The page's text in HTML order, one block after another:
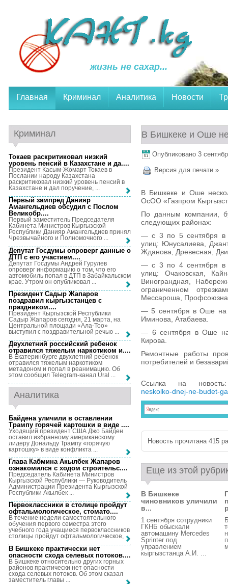
жизнь не сахар...
Главная Криминал Аналитика Новости
В Бишкеке и Оше
Опубликовано 3
Версия для печати »
В Бишкеке и Оше
ОсОО «Газпром
По данным компании,
следующих районах:
— с 3 по 5 сентября в
улиц: Юнусалиева,
Жданова, Древесная,
— с 3 по 4 сентября в
улиц: Очаковская,
Винограндная,
ограниченном
Мессароша,
— 5 сентября в Оше на
Иминова, Атабаева.
— 6 сентября в Оше на
Кирова.
Ремонтные работы
потребителей и
Ссылка на
neskolko-dnej-ne-budet-
Новость прочитана 415
Еще из этой
В Бишкеке
чиновников уличили
в...
1 сентября сотрудники
ГКНБ обыскали
автомашину Mercedes
Sprinter под
управлением
кыргызстанца А.И. ...
Криминал
Токаев раскритиковал низкий
уровень пенсий в Казахстане и да....
Президент Касым-Жомарт Токаев в
Послании народу Казахстана
раскритиковал низкий уровень пенсий в
Казахстане и дал поручение, ...
Первый зампред Данияр
Амангельдиев обсудил с Послом
Великобр....
Первый заместитель Председателя
Кабинета Министров Кыргызской
Республики Данияр Амангельдиев принял
Чрезвычайного и Полномочного ...
Депутат Госдумы опроверг данные о
ДТП с его участием....
Депутат Госдумы Андрей Гурулев
опроверг информацию о том, что его
автомобиль попал в ДТП в Забайкальском
крае. Утром он опубликовал ...
Президент Садыр Жапаров
поздравил кыргызстанцев с
праздником....
Президент Кыргызской Республики
Садыр Жапаров сегодня, 21 марта, на
Центральной площади «Ала-Тоо»
выступил с поздравительной речью ...
Двухлетний российский ребенок
отравился тяжелым наркотиком и....
В Екатеринбурге двухлетний ребенок
отравился тяжелым наркотиком
метадоном и попал в реанимацию. Об
этом сообщил Telegram-канал Ural ...
Аналитика
Байдена уличили в оставлении
Трампу горячей картошки в виде ....
Уходящий президент США Джо Байден
оставил избранному американскому
лидеру Дональду Трампу «горячую
картошку» в виде конфликта ...
Глава Кабмина Акылбек Жапаров
ознакомился с ходом строительс....
Председатель Кабинета Министров
Кыргызской Республики — Руководитель
Администрации Президента Кыргызской
Республики Акылбек ...
Первоклассники в столице пройдут
офтальмологическое, стомато....
В течение недели самостоятельного
обучения первого семестра этого
учебного года учащиеся первоклассников
столицы пройдут офтальмологическое, ...
В Бишкеке практически нет
опасности схода селевых потоков....
В Бишкеке относительно других горных
районов практически нет опасности
схода селевых потоков. Об этом сказал
заместитель главы ...